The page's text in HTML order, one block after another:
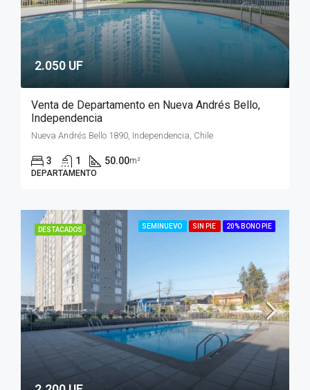
2.050 UF
Venta de Departamento en Nueva Andrés Bello,
Independencia
Nueva Andrés Bello 1890, Independencia, Chile
3 1 50.00m²
DEPARTAMENTO
DESTACADOS SEMINUEVO SIN PIE 20% BONO PIE